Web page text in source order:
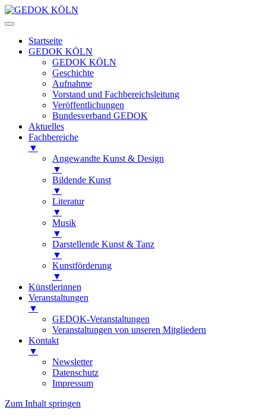
Startseite
GEDOK KÖLN
GEDOK KÖLN
Geschichte
Aufnahme
Vorstand und Fachbereichsleitung
Veröffentlichungen
Bundesverband GEDOK
Aktuelles
Fachbereiche
▼
Angewandte Kunst & Design
▼
Bildende Kunst
▼
Literatur
▼
Musik
▼
Darstellende Kunst & Tanz
▼
Kunstförderung
▼
Künstlerinnen
Veranstaltungen
▼
GEDOK-Veranstaltungen
Veranstaltungen von unseren Mitgliedern
Kontakt
▼
Newsletter
Datenschutz
Impressum
Zum Inhalt springen